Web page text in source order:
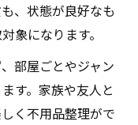
、状態が良好なも
象になります。
部屋ごとやジャン
す。家族や友人と
く不用品整理がで